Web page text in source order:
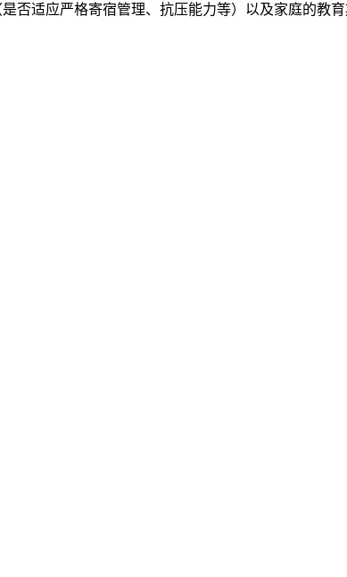
否适应严格寄宿管理、抗压能力等）以及家庭的教